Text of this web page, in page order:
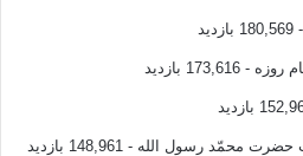
- 180,569 بازدید
روزه - 173,616 بازدید
حضرت محمّد رسول الله - 148,961 بازدید